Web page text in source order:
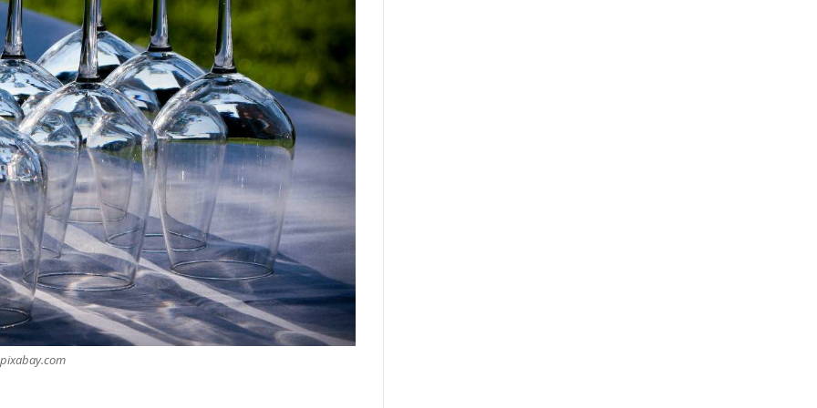
Благотворительный забег в Монако
помог детям на пяти континентах
После финиша начинается главное:
Монако подсчитывает
экономическую ценность Гран-при
Формулы-1
Отели Монако стали главным
драйвером роста индустрии
гостеприимства
Князь Альбер II и Принцесса
Шарлен посетили 77-й Бал
Красного Креста Монако